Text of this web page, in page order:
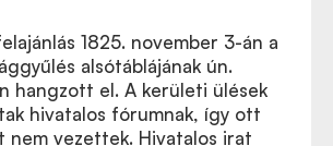
1825. november 3-án a
alsótáblájának ún.
hangzott el. A kerületi ülések
hivatalos fórumnak, így ott
nem vezettek. Hivatalos irat